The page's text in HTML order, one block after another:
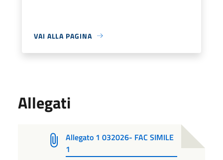
VAI ALLA PAGINA
Allegati
Allegato 1 032026- FAC SIMILE
1